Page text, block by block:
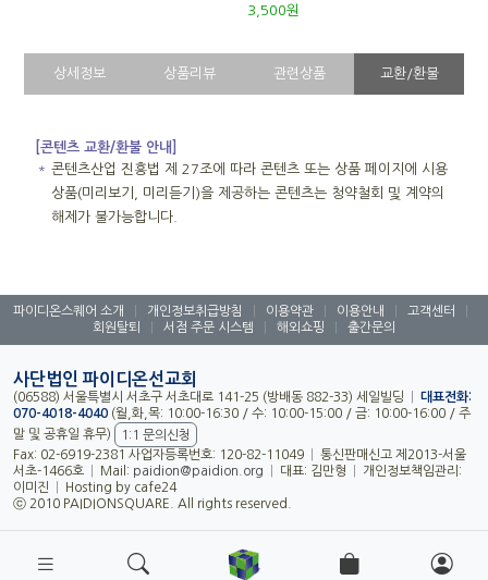
3,500원
상세정보 상품리뷰 관련상품 교환/환불
[콘텐츠 교환/환불 안내]
＊ 콘텐츠산업 진흥법 제 27조에 따라 콘텐츠 또는 상품 페이지에 시용
상품(미리보기, 미리듣기)을 제공하는 콘텐츠는 청약철회 및 계약의
해제가 불가능합니다.
파이디온스퀘어 소개 개인정보취급방침 이용약관 이용안내 고객센터
회원탈퇴
서점 주문 시스템 해외쇼핑 출간문의
사단법인 파이디온선교회
(06588) 서울특별시 서초구 서초대로 141-25 (방배동 882-33) 세일빌딩
대표전화:
070-4018-4040 (월,화,목: 10:00-16:30 / 수: 10:00-15:00 / 금: 10:00-16:00 / 주
말 및 공휴일 휴무)
1:1 문의신청
Fax: 02-6919-2381 사업자등록번호: 120-82-11049
통신판매신고 제2013-서울
서초-1466호
Mail: paidion@paidion.org 대표: 김만형
개인정보책임관리:
이미진
Hosting by cafe24
ⓒ 2010 PAIDIONSQUARE. All rights reserved.